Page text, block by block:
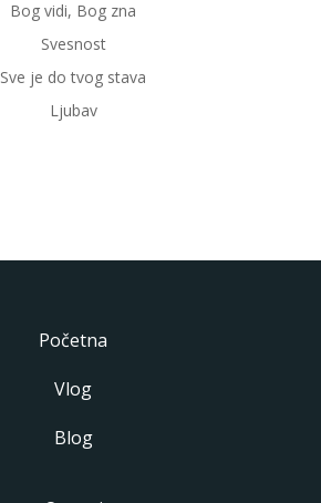
Bog vidi, Bog zna
Svesnost
Sve je do tvog stava
Ljubav
Početna
Vlog
Blog